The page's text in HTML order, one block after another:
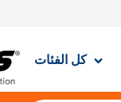
كل الفئات